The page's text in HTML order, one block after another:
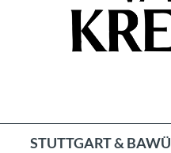
STUTTGART & BAWÜ